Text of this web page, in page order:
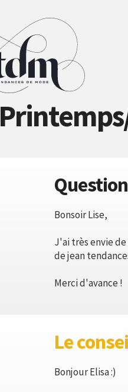
Question
Bonsoir Lise,
J'ai très envie
de jean
Merci d'avance !
Le
Bonjour Elisa :)